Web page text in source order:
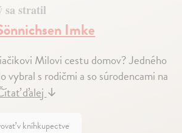
sa stratil
Imke
Milovi cestu domov? Jedného
vybral s rodičmi a so súrodencami na
ďalej ↓
v kníhkupectve